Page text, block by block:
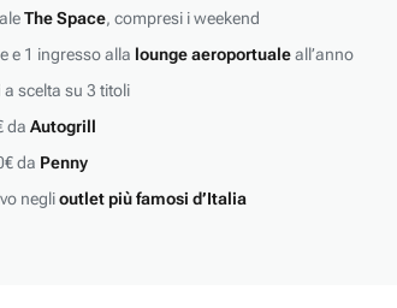
The Space, compresi i weekend
e 1 ingresso alla lounge aeroportualeall’anno
a scelta su 3 titoli
da Autogrill
da Penny
neglioutlet più famosi d’Italia